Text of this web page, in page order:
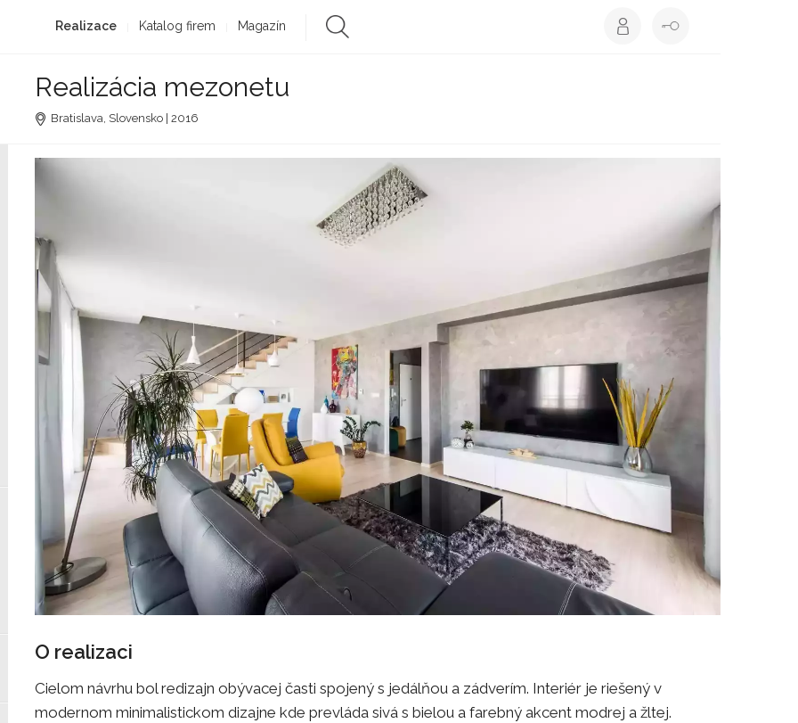
Realizace Katalog firem Magazín
Realizácia mezonetu
Bratislava, Slovensko | 2016
O realizaci
Cielom návrhu bol redizajn obývacej časti spojený s jedálňou a zádverím. Interiér je riešený v
modernom minimalistickom dizajne kde prevláda sivá s bielou a farebný akcent modrej a žltej.